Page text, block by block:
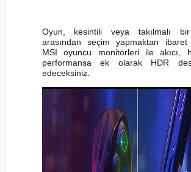
Oyun, kesintili veya takılmalı
arasından seçim yapmaktan ibaret
MSI oyuncu monitörleri ile akıcı,
performansa ek olarak HDR
edeceksiniz.